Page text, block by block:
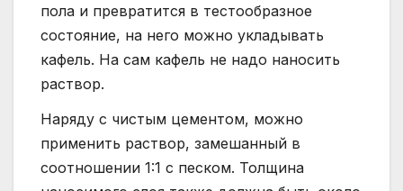
пола и превратится в тестообразное
состояние, на него можно укладывать
кафель. На сам кафель не надо наносить
раствор.
Наряду с чистым цементом, можно
применить раствор, замешанный в
соотношении 1:1 с песком. Толщина